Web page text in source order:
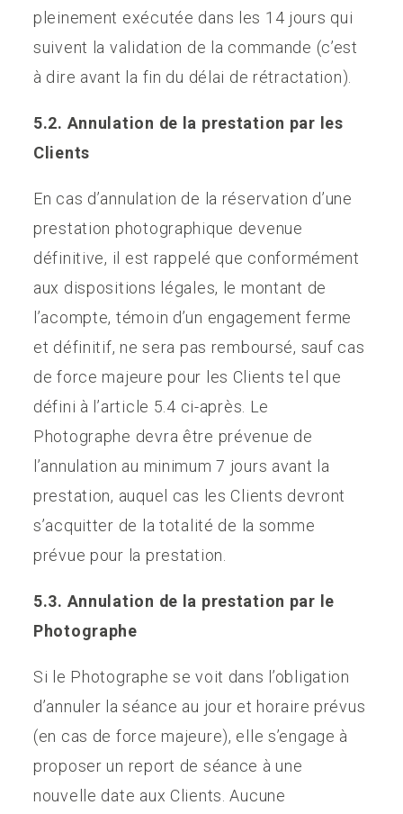
pleinement exécutée dans les 14 jours qui
suivent la validation de la commande (c’est
à dire avant la fin du délai de rétractation).
5.2. Annulation de la prestation par les
Clients
En cas d’annulation de la réservation d’une
prestation photographique devenue
définitive, il est rappelé que conformément
aux dispositions légales, le montant de
l’acompte, témoin d’un engagement ferme
et définitif, ne sera pas remboursé, sauf cas
de force majeure pour les Clients tel que
défini à l’article 5.4 ci-après. Le
Photographe devra être prévenue de
l’annulation au minimum 7 jours avant la
prestation, auquel cas les Clients devront
s’acquitter de la totalité de la somme
prévue pour la prestation.
5.3. Annulation de la prestation par le
Photographe
Si le Photographe se voit dans l’obligation
d’annuler la séance au jour et horaire prévus
(en cas de force majeure), elle s’engage à
proposer un report de séance à une
nouvelle date aux Clients. Aucune